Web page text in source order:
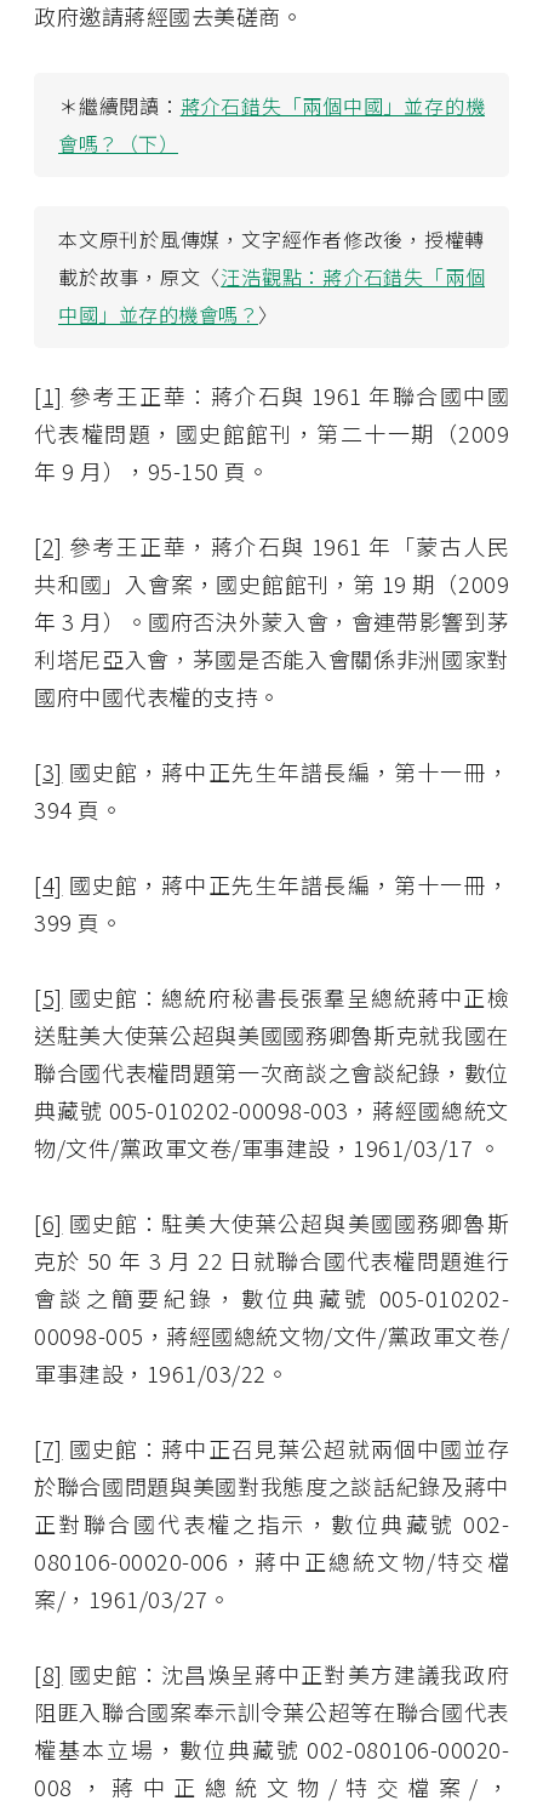
政府邀請蔣經國去美磋商。
＊繼續閱讀： 蔣介石錯失「兩個中國」並存的機
會嗎？（下）
本文原刊於風傳媒，文字經作者修改後，授權轉
載於故事，原文〈汪浩觀點：蔣介石錯失「兩個
中國」並存的機會嗎？ 〉
[1] 參考王正華：蔣介石與 1961 年聯合國中國
代表權問題，國史館館刊，第二十一期（2009
年 9 月），95-150 頁。
[2] 參考王正華，蔣介石與 1961 年「蒙古人民
共和國」入會案，國史館館刊，第 19 期（2009
年 3 月）。國府否決外蒙入會，會連帶影響到茅
利塔尼亞入會，茅國是否能入會關係非洲國家對
國府中國代表權的支持。
[3] 國史館，蔣中正先生年譜長編，第十一冊，
394 頁。
[4] 國史館，蔣中正先生年譜長編，第十一冊，
399 頁。
[5] 國史館：總統府秘書長張羣呈總統蔣中正檢
送駐美大使葉公超與美國國務卿魯斯克就我國在
聯合國代表權問題第一次商談之會談紀錄，數位
典藏號 005-010202-00098-003，蔣經國總統文
物/文件/黨政軍文卷/軍事建設，1961/03/17 。
[6] 國史館：駐美大使葉公超與美國國務卿魯斯
克於 50 年 3 月 22 日就聯合國代表權問題進行
會談之簡要紀錄，數位典藏號 005-010202-
00098-005，蔣經國總統文物/文件/黨政軍文卷/
軍事建設，1961/03/22。
[7] 國史館：蔣中正召見葉公超就兩個中國並存
於聯合國問題與美國對我態度之談話紀錄及蔣中
正對聯合國代表權之指示，數位典藏號 002-
080106-00020-006，蔣中正總統文物/特交檔
案/，1961/03/27。
[8] 國史館：沈昌煥呈蔣中正對美方建議我政府
阻匪入聯合國案奉示訓令葉公超等在聯合國代表
權基本立場，數位典藏號 002-080106-00020-
008，蔣中正總統文物/特交檔案/，